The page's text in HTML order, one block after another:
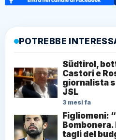
POTREBBE
Südtirol,
Castori e
giornalista
JSL
3 mesi fa
Figliomeni:
tagli del